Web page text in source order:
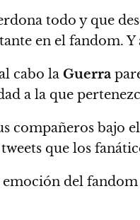
todo y que
en el fandom.
cabo la Guerra
a la que
compañeros bajo
que los
emoción del